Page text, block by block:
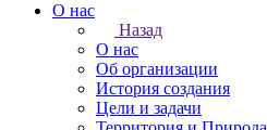
О нас
Назад
О нас
Об организации
История создания
Цели и задачи